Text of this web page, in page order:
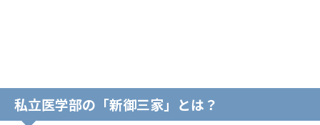
私立医学部の「新御三家」とは？